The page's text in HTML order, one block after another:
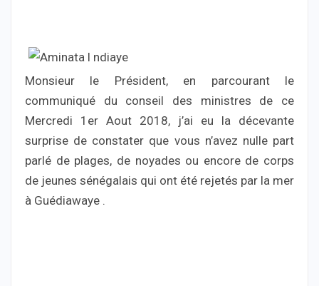
Monsieur le Président, en parcourant le
communiqué du conseil des ministres de ce
Mercredi 1er Aout 2018, j’ai eu la décevante
surprise de constater que vous n’avez nulle part
parlé de plages, de noyades ou encore de corps
de jeunes sénégalais qui ont été rejetés par la mer
à Guédiawaye .